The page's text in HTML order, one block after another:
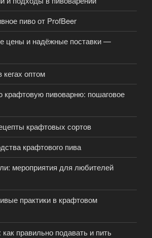
пиво от ProfBeer
цены и надёжные поставки —
кегах оптом
крафтовую пивоварню: пошаговое
крафтовых сортов
крафтового пива
мероприятия для любителей
практики в крафтовом
правильно подавать и пить